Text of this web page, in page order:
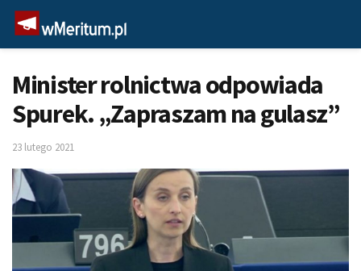
Minister rolnictwa odpowiada
Spurek. „Zapraszam na gulasz”
23 lutego 2021